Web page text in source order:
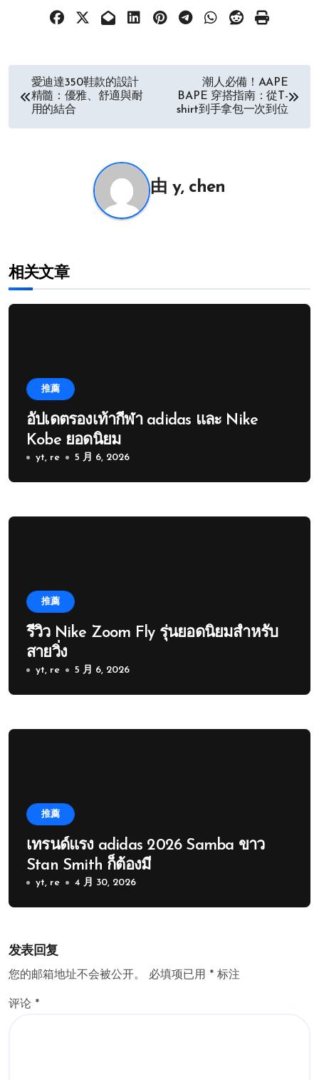
愛迪達350鞋款的設計
精髓：優雅、舒適與耐
用的結合
潮人必備！AAPE
BAPE 穿搭指南：從T-
shirt到手拿包一次到位
由 y, chen
相关文章
推薦
อัปเดตรองเท้ากีฬา adidas และ Nike
Kobe ยอดนิยม
yt, re 5 月 6, 2026
推薦
รีวิว Nike Zoom Fly รุ่นยอดนิยมสำหรับ
สายวิ่ง
yt, re 5 月 6, 2026
推薦
เทรนด์แรง adidas 2026 Samba ขาว
Stan Smith ก็ต้องมี
yt, re 4 月 30, 2026
发表回复
您的邮箱地址不会被公开。 必填项已用 * 标注
评论 *